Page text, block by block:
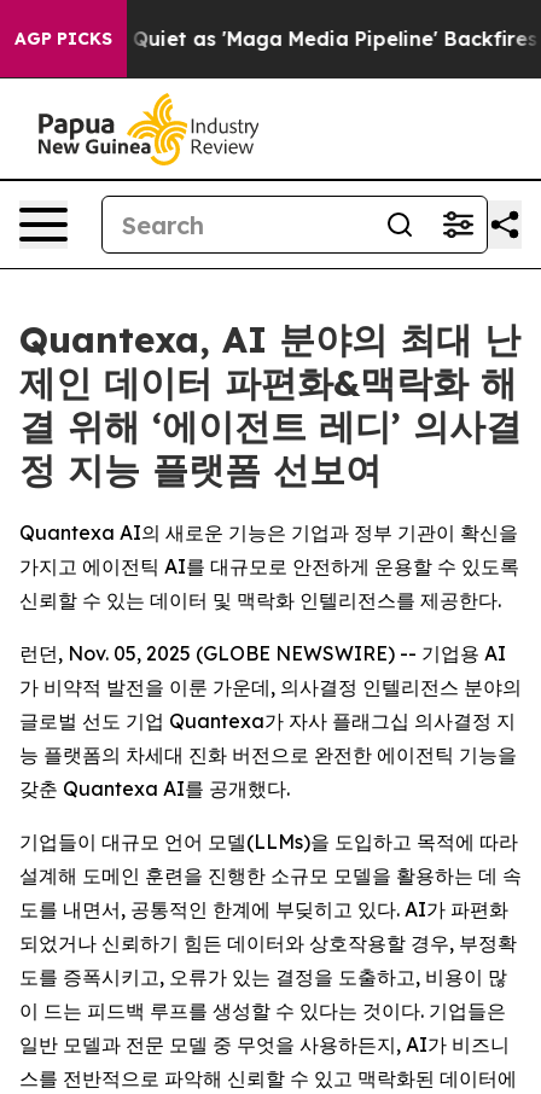
AGP PICKS
Quiet as 'Maga Media Pipeline' Backfires Amid
Quantexa, AI 분야의 최대 난
제인 데이터 파편화&맥락화 해
결 위해 ‘에이전트 레디’ 의사결
정 지능 플랫폼 선보여
Quantexa AI의 새로운 기능은 기업과 정부 기관이 확신을
가지고 에이전틱 AI를 대규모로 안전하게 운용할 수 있도록
신뢰할 수 있는 데이터 및 맥락화 인텔리전스를 제공한다.
런던, Nov. 05, 2025 (GLOBE NEWSWIRE) -- 기업용 AI
가 비약적 발전을 이룬 가운데, 의사결정 인텔리전스 분야의
글로벌 선도 기업 Quantexa가 자사 플래그십 의사결정 지
능 플랫폼의 차세대 진화 버전으로 완전한 에이전틱 기능을
갖춘 Quantexa AI를 공개했다.
기업들이 대규모 언어 모델(LLMs)을 도입하고 목적에 따라
설계해 도메인 훈련을 진행한 소규모 모델을 활용하는 데 속
도를 내면서, 공통적인 한계에 부딪히고 있다. AI가 파편화
되었거나 신뢰하기 힘든 데이터와 상호작용할 경우, 부정확
도를 증폭시키고, 오류가 있는 결정을 도출하고, 비용이 많
이 드는 피드백 루프를 생성할 수 있다는 것이다. 기업들은
일반 모델과 전문 모델 중 무엇을 사용하든지, AI가 비즈니
스를 전반적으로 파악해 신뢰할 수 있고 맥락화된 데이터에